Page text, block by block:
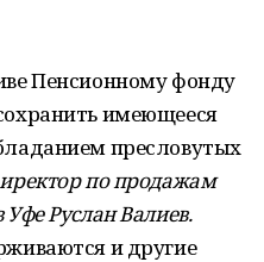
Пенсионному фонду
имеющееся
пресловутых
иректор по продажам
Руслан Валиев.
и другие